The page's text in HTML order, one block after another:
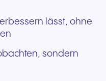
lässt, ohne
sondern